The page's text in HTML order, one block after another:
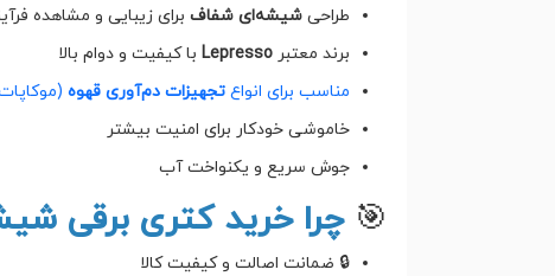
طراحی شیشه‌ای شفافبرای زیبایی و مشاهده
برند معتبر Lepressoبا کیفیت و دوام بالا
مناسب برای انواع تجهیزات دم‌آوری قهوه
خاموشی خودکار برای امنیت بیشتر
جوش سریع و یکنواخت آب
🎯چرا خرید کتری برقی
🔒 ضمانت اصالت و کیفیت کالا